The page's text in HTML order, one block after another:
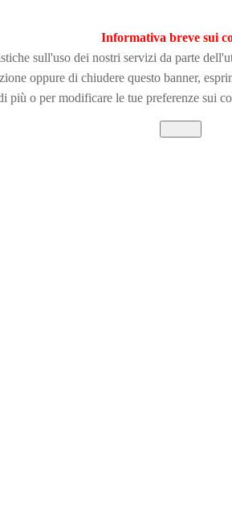
Informativa breve sui
sull'uso dei nostri servizi da parte
oppure di chiudere questo banner,
più o per modificare le tue preferenze sui